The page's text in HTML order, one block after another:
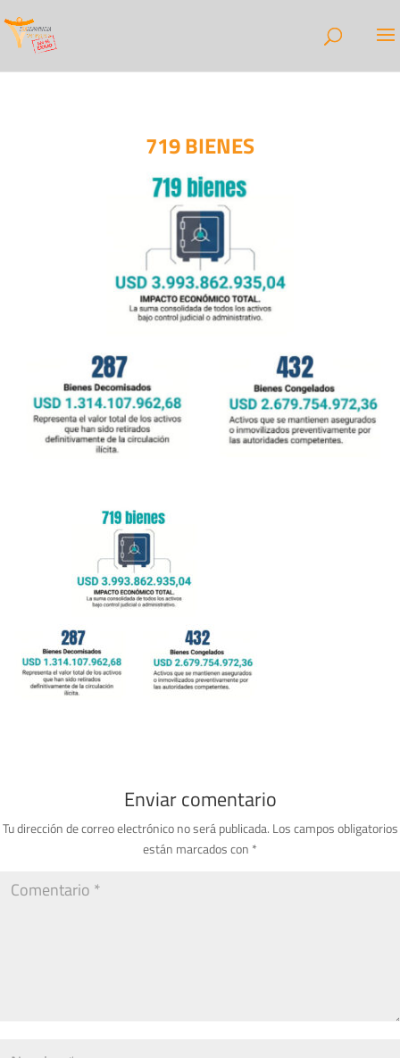
719 BIENES
Enviar comentario
Tu dirección de correo electrónico no será publicada. Los campos obligatorios
están marcados con *